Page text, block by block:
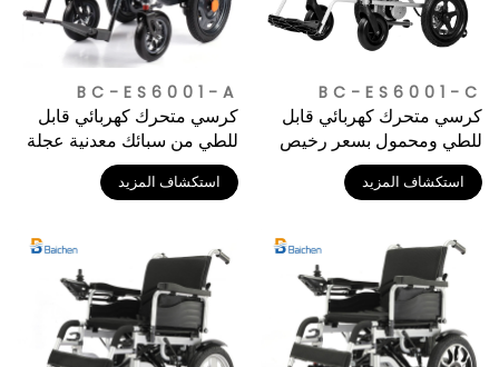
BC-ES6001-C
كرسي متحرك كهربائي قابل
للطي ومحمول بسعر رخيص
استكشاف المزيد
BC-ES6001-A
كرسي متحرك كهربائي قابل
للطي من سبائك معدنية عجلة
خلفية سعر الجملة الرخيص
استكشاف المزيد